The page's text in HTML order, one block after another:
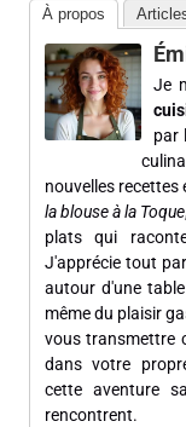
À propos
Je
par
nouvelles recettes
la blouse à la Toque
plats qui
J'apprécie tout
autour d'une
même du plaisir
vous transmettre
dans votre
cette aventure
rencontrent.